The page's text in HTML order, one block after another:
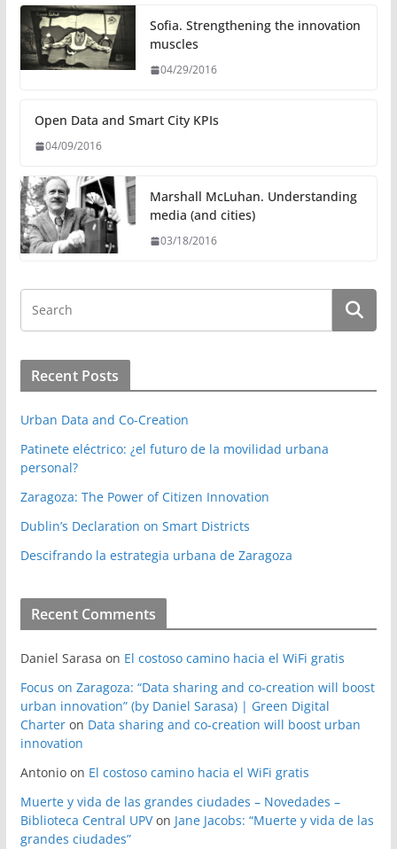
e
d
I
n
t
e
r
g
r
a
m
b
o
o
k
Sofia. Strengthening the innovation
muscles
04/29/2016
Open Data and Smart City KPIs
04/09/2016
Marshall McLuhan. Understanding
media (and cities)
03/18/2016
Recent Posts
Urban Data and Co-Creation
Patinete eléctrico: ¿el futuro de la movilidad urbana
personal?
Zaragoza: The Power of Citizen Innovation
Dublin’s Declaration on Smart Districts
Descifrando la estrategia urbana de Zaragoza
Recent Comments
Daniel Sarasa on El costoso camino hacia el WiFi gratis
Focus on Zaragoza: “Data sharing and co-creation will boost
urban innovation” (by Daniel Sarasa) | Green Digital
Charteron Data sharing and co-creation will boost urban
innovation
Antonioon El costoso camino hacia el WiFi gratis
Muerte y vida de las grandes ciudades – Novedades –
Biblioteca Central UPVon Jane Jacobs: “Muerte y vida de las
grandes ciudades”